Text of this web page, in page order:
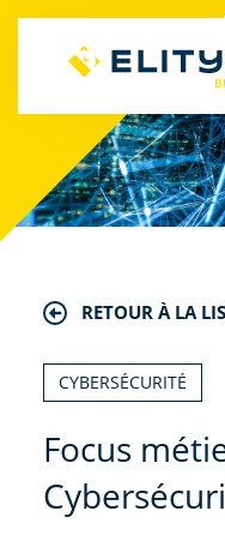
RETOUR À LA
CYBERSÉCURITÉ
Focus